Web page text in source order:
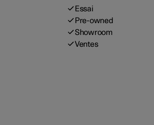
Essai
Pre-owned
Showroom
Ventes